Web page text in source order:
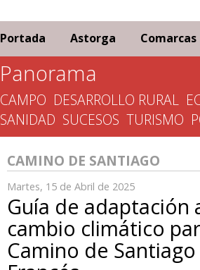
Portada Astorga Comarcas
Panorama
CAMPO DESARROLLO RURAL
SANIDAD SUCESOS TURISMO
CAMINO DE SANTIAGO
Martes, 15 de Abril de 2025
Guía de adaptación
cambio climático
Camino de Santiago